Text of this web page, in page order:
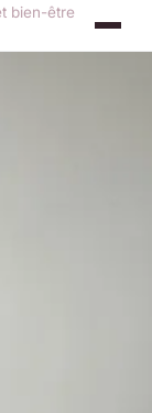
bien-être